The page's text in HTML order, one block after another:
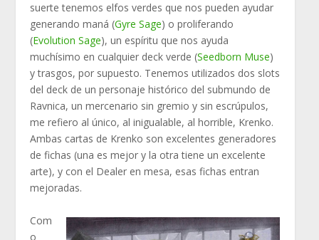
suerte tenemos elfos verdes que nos pueden ayudar
generando maná (Gyre Sage) o proliferando
(Evolution Sage), un espíritu que nos ayuda
muchísimo en cualquier deck verde (Seedborn Muse)
y trasgos, por supuesto. Tenemos utilizados dos slots
del deck de un personaje histórico del submundo de
Ravnica, un mercenario sin gremio y sin escrúpulos,
me refiero al único, al inigualable, al horrible, Krenko.
Ambas cartas de Krenko son excelentes generadores
de fichas (una es mejor y la otra tiene un excelente
arte), y con el Dealer en mesa, esas fichas entran
mejoradas.
Com
o